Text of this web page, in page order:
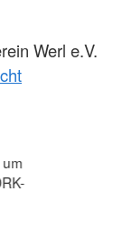
Werl e.V.
/ DRKS